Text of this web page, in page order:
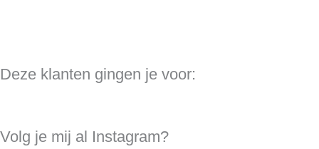
Deze klanten gingen je voor:
Volg je mij al Instagram?